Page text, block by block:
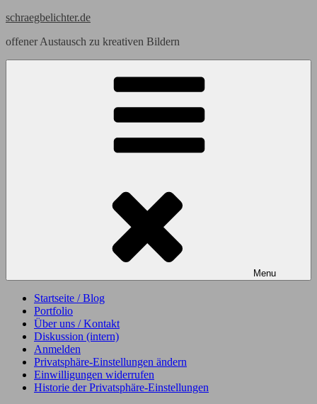
Skip
content
schraegbelichter.de
offener Austausch zu kreativen Bildern
Menu
Startseite / Blog
Portfolio
Über uns / Kontakt
Diskussion (intern)
Anmelden
Privatsphäre-Einstellungen ändern
Einwilligungen widerrufen
Historie der Privatsphäre-Einstellungen